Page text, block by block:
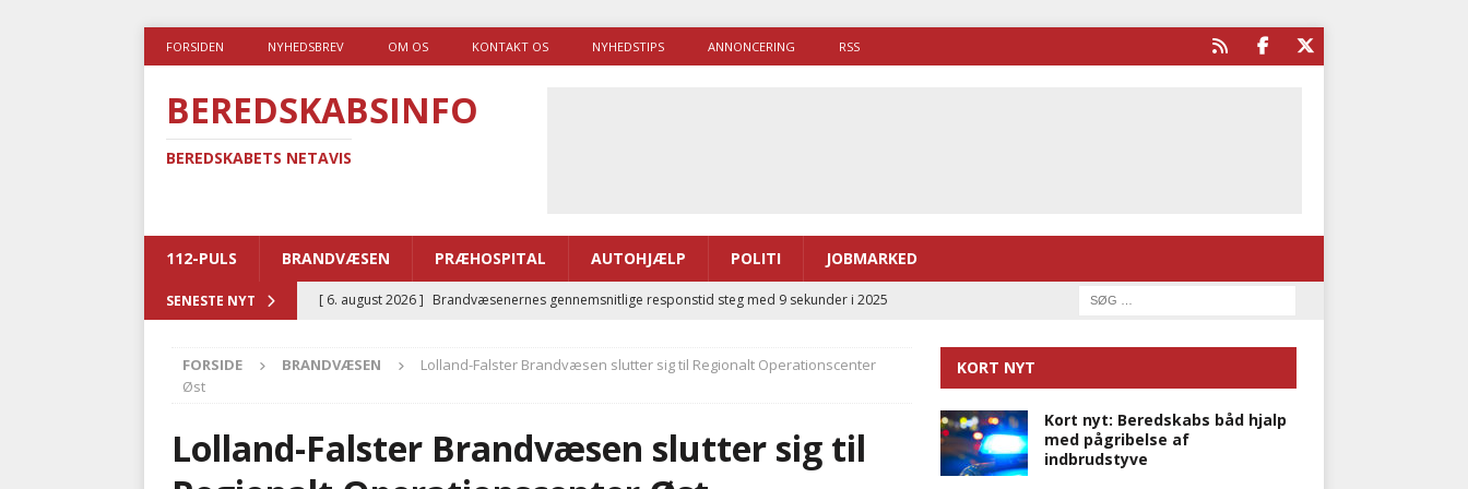
FORSIDEN NYHEDSBREV OM OS KONTAKT OS NYHEDSTIPS ANNONCERING RSS
BEREDSKABSINFO
BEREDSKABETS NETAVIS
112-PULS BRANDVÆSEN PRÆHOSPITAL AUTOHJÆLP POLITI JOBMARKED
SENESTE NYT [ 6. august 2026 ] Brandvæsenernes gennemsnitlige responstid steg med 9 sekunder i 2025
[ 5. august 2026 ] Advarer: Udløb af sygetransporttilladelser kan sende 400.000 kørsler over
[ 5. august 2026 ]
Ny ambulance og el-sygetransportvogn til Samsø
PRÆHOSPITAL
[ 4. august 2026 ] Brandvæsenerne brugte lidt længere tid på at komme af sted i 2025
FORSIDE BRANDVÆSEN
Lolland-Falster Brandvæsen slutter sig til Regionalt Operationscenter
Øst
Lolland-Falster Brandvæsen slutter sig til
KORT NYT
Kort nyt: Beredskabs båd hjalp
med pågribelse af
indbrudstyve